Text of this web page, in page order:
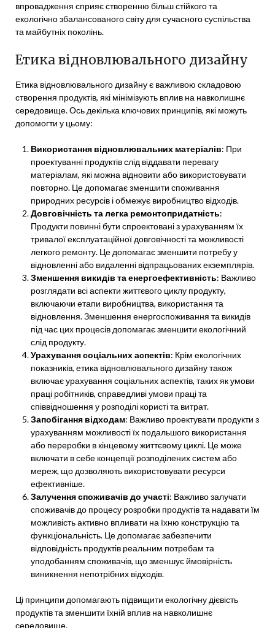
впровадження сприяє створенню більш стійкого та
екологічно збалансованого світу для сучасного суспільства
та майбутніх поколінь.
Етика відновлювального дизайну
Етика відновлювального дизайну є важливою складовою
створення продуктів, які мінімізують вплив на навколишнє
середовище. Ось декілька ключових принципів, які можуть
допомогти у цьому:
Використання відновлювальних матеріалів: При
проектуванні продуктів слід віддавати перевагу
матеріалам, які можна відновити або використовувати
повторно. Це допомагає зменшити споживання
природних ресурсів і обмежує виробництво відходів.
Довговічність та легка ремонтопридатність:
Продукти повинні бути спроектовані з урахуванням їх
тривалої експлуатаційної довговічності та можливості
легкого ремонту. Це допомагає зменшити потребу у
відновленні або видаленні відпрацьованих екземплярів.
Зменшення викидів та енергоефективність: Важливо
розглядати всі аспекти життєвого циклу продукту,
включаючи етапи виробництва, використання та
відновлення. Зменшення енергоспоживання та викидів
під час цих процесів допомагає зменшити екологічний
слід продукту.
Урахування соціальних аспектів: Крім екологічних
показників, етика відновлювального дизайну також
включає урахування соціальних аспектів, таких як умови
праці робітників, справедливі умови праці та
співвідношення у розподілі користі та витрат.
Запобігання відходам: Важливо проектувати продукти з
урахуванням можливості їх подальшого використання
або переробки в кінцевому життєвому циклі. Це може
включати в себе концепції розподілених систем або
мереж, що дозволяють використовувати ресурси
ефективніше.
Залучення споживачів до участі: Важливо залучати
споживачів до процесу розробки продуктів та надавати їм
можливість активно впливати на їхню конструкцію та
функціональність. Це допомагає забезпечити
відповідність продуктів реальним потребам та
уподобанням споживачів, що зменшує ймовірність
виникнення непотрібних відходів.
Ці принципи допомагають підвищити екологічну дієвість
продуктів та зменшити їхній вплив на навколишнє
середовище.